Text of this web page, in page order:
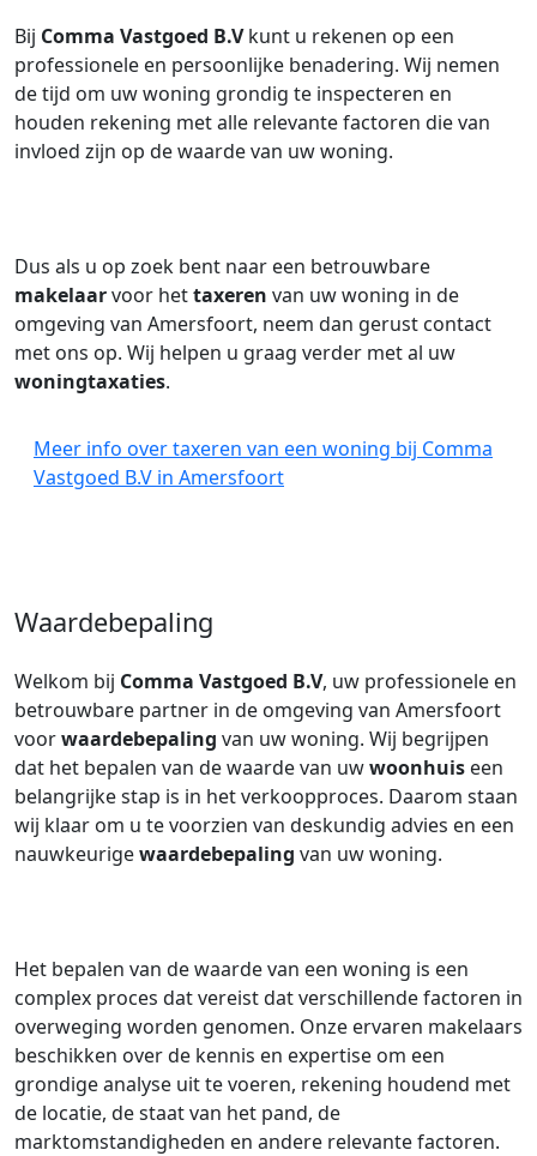
Bij Comma Vastgoed B.Vkunt u rekenen op een
professionele en persoonlijke benadering. Wij nemen
de tijd om uw woning grondig te inspecteren en
houden rekening met alle relevante factoren die van
invloed zijn op de waarde van uw woning.
Dus als u op zoek bent naar een betrouwbare
makelaarvoor hettaxeren van uw woning in de
omgeving van Amersfoort, neem dan gerust contact
met ons op. Wij helpen u graag verder met al uw
woningtaxaties.
Meer info over taxeren van een woning bij Comma
Vastgoed B.V in Amersfoort
Waardebepaling
Welkom bij Comma Vastgoed B.V, uw professionele en
betrouwbare partner in de omgeving van Amersfoort
voorwaardebepaling van uw woning. Wij begrijpen
dat het bepalen van de waarde van uwwoonhuis een
belangrijke stap is in het verkoopproces. Daarom staan
wij klaar om u te voorzien van deskundig advies en een
nauwkeurigewaardebepaling van uw woning.
Het bepalen van de waarde van een woning is een
complex proces dat vereist dat verschillende factoren in
overweging worden genomen. Onze ervaren makelaars
beschikken over de kennis en expertise om een
grondige analyse uit te voeren, rekening houdend met
de locatie, de staat van het pand, de
marktomstandigheden en andere relevante factoren.